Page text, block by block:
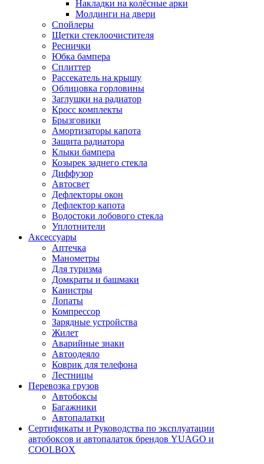
Накладки на колёсные арки
Молдинги на двери
Спойлеры
Щетки стеклоочистителя
Реснички
Юбка бампера
Сплиттер
Рассекатель на крышу
Облицовка горловины
Заглушки на радиатор
Кросс комплекты
Брызговики
Амортизаторы капота
Защита радиатора
Клыки бампера
Козырек заднего стекла
Диффузор
Автосвет
Дефлекторы окон
Дефлектор капота
Водостоки лобового стекла
Уплотнители
Аксессуары
Аптечка
Манометры
Для туризма
Домкраты и башмаки
Канистры
Лопаты
Компрессор
Зарядные устройства
Жилет
Аварийные знаки
Автоодеяло
Коврик для телефона
Лестницы
Перевозка грузов
Автобоксы
Багажники
Автопалатки
Сертификаты и Руководства по эксплуатации
автобоксов и автопалаток брендов YUAGO и
COOLBOX